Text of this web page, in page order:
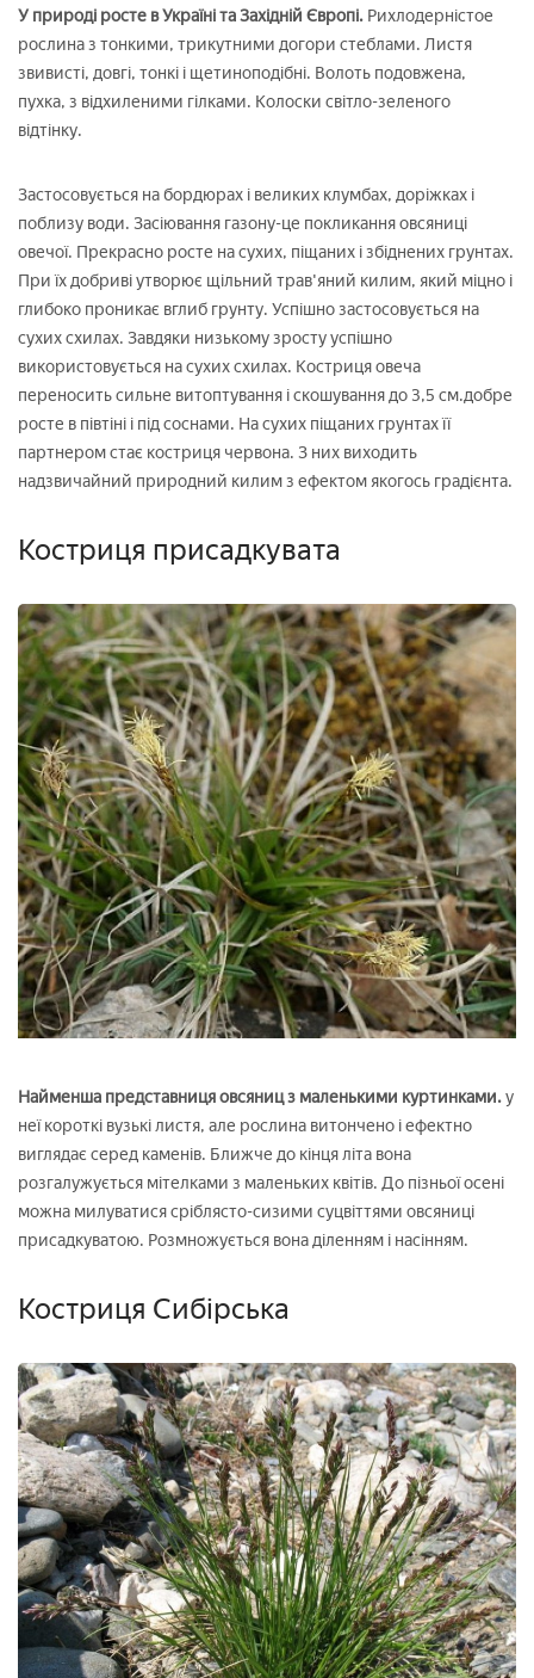
У природі росте в Україні та Західній Європі. Рихлодерністое
рослина з тонкими, трикутними догори стеблами. Листя
звивисті, довгі, тонкі і щетиноподібні. Волоть подовжена,
пухка, з відхиленими гілками. Колоски світло-зеленого
відтінку.
Застосовується на бордюрах і великих клумбах, доріжках і
поблизу води. Засіювання газону-це покликання овсяниці
овечої. Прекрасно росте на сухих, піщаних і збіднених грунтах.
При їх добриві утворює щільний трав'яний килим, який міцно і
глибоко проникає вглиб грунту. Успішно застосовується на
сухих схилах. Завдяки низькому зросту успішно
використовується на сухих схилах. Костриця овеча
переносить сильне витоптування і скошування до 3,5 см.добре
росте в півтіні і під соснами. На сухих піщаних грунтах її
партнером стає костриця червона. З них виходить
надзвичайний природний килим з ефектом якогось градієнта.
Костриця присадкувата
Найменша представниця овсяниц з маленькими куртинками.у
неї короткі вузькі листя, але рослина витончено і ефектно
виглядає серед каменів. Ближче до кінця літа вона
розгалужується мітелками з маленьких квітів. До пізньої осені
можна милуватися сріблясто-сизими суцвіттями овсяниці
присадкуватою. Розмножується вона діленням і насінням.
Костриця Сибірська